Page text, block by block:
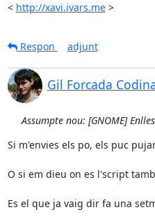
< http://xavi.ivars.me >
Respon
adjunt
Gil Forcada
Assumpte nou: [GNOME]
Si m'envies els po, els puc
O si em dieu on es l'script
Es el que ja vaig dir fa una